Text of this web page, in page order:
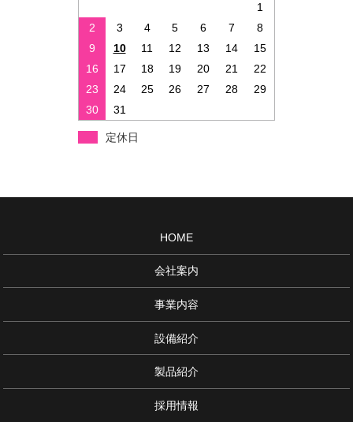
1
2
3 4 5 6 7
8
9
10 11 12 13 14
15
16
17 18 19 20 21
22
23
24 25 26 27 28
29
30
31
定休日
HOME
会社案内
事業内容
設備紹介
製品紹介
採用情報